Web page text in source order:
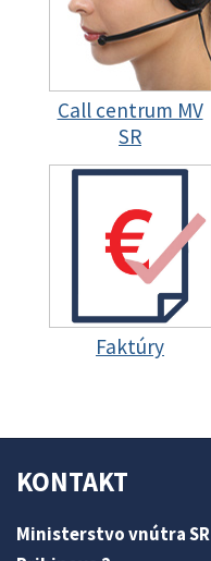
Call centrum MV
SR
Faktúry
KONTAKT
Ministerstvo vnútra SR